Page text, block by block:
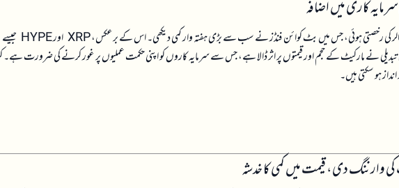
گزشتہ ہفتے ڈیجیٹل اثاثہ سرمایہ کاری مصنوعات سے 1.67 ارب ڈالر کی رخصتی ہوئی، جس میں بٹ کوائن فنڈز نے سب سے بڑی ہفتہ وار کمی دیکھی۔ اس کے برعکس، XRP اور HYPE جیسے
نے مارکیٹ کے حجم اور قیمتوں پر اثر ڈالا ہے، جس سے سرمایہ کاروں کو اپنی حکمت عملیوں پر غور کرنے کی ضرورت ہے۔
ہو سکتی ہیں۔
دی، قیمت میں کمی کا خدشہ